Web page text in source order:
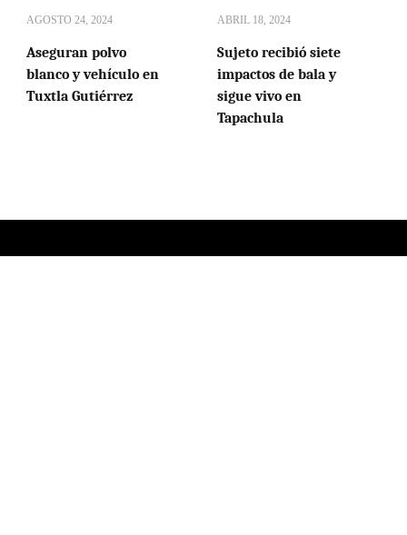
AGOSTO 24, 2024
Aseguran polvo
blanco y vehículo en
Tuxtla Gutiérrez
ABRIL 18, 2024
Sujeto recibió siete
impactos de bala y
sigue vivo en
Tapachula